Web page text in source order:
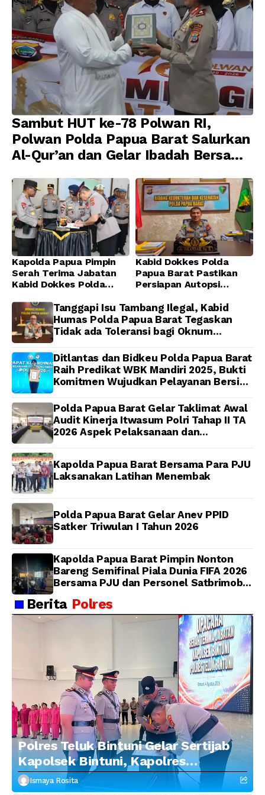
Sambut HUT ke-78 Polwan RI,
Polwan Polda Papua Barat Salurkan
Al-Qur’an dan Gelar Ibadah Bersama
Kapolda Papua Pimpin
Serah Terima Jabatan
Kabid Dokkes Polda
Kabid Dokkes Polda
Papua Barat Pastikan
Persiapan Autopsi
Papua Barat Yanto
Idorway Telah Matang,
Pelaksanaan
Dijadwalkan Kamis
Tanggapi Isu Tambang Ilegal, Kabid
Humas Polda Papua Barat Tegaskan
Tidak ada Toleransi bagi Oknum
Ditlantas dan Bidkeu Polda Papua Barat
Raih Predikat WBK Mandiri 2025, Bukti
Komitmen Wujudkan Pelayanan Bersih
Polda Papua Barat Gelar Taklimat Awal
Audit Kinerja Itwasum Polri Tahap II TA
2026 Aspek Pelaksanaan dan
Kapolda Papua Barat Bersama Para PJU
Laksanakan Latihan Menembak
Polda Papua Barat Gelar Anev PPID
Satker Triwulan I Tahun 2026
Kapolda Papua Barat Pimpin Nonton
Bareng Semifinal Piala Dunia FIFA 2026
Bersama PJU dan Personel Satbrimob
Berita Polres
Polres Teluk Bintuni Gelar Sertijab
Kapolsek Bintuni, Kapolres
Tekankan Profesionalisme dan
Penguatan Sinergitas
Ismaya Rosita